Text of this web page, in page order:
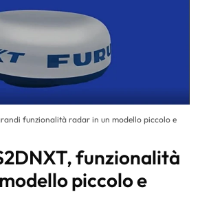
funzionalità radar in un modello piccolo e
funzionalità
piccolo e